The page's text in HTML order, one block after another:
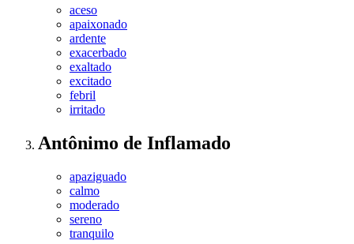
aceso
apaixonado
ardente
exacerbado
exaltado
excitado
febril
irritado
Antônimo de Inflamado
apaziguado
calmo
moderado
sereno
tranquilo